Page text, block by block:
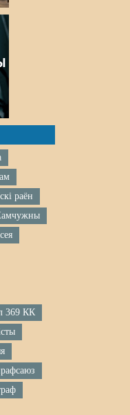
раён
369 КК